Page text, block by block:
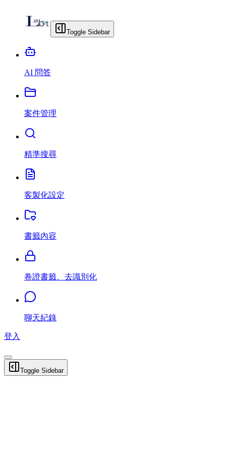
Toggle Sidebar
AI 問答
案件管理
精準搜尋
客製化設定
書籤內容
卷證書籤、去識別化
聊天紀錄
登入
Toggle Sidebar